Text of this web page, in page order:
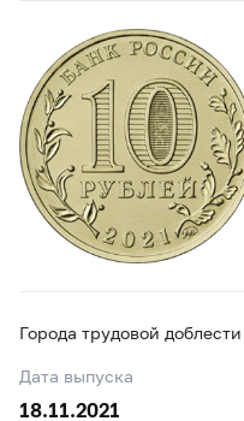
Города трудовой доблести
Дата выпуска
18.11.2021